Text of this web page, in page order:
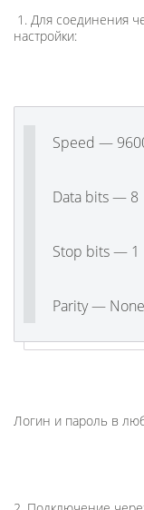
1. Для соединения
настройки:
Speed —
Data bits — 8
Stop bits — 1
Parity — None
Логин и пароль в